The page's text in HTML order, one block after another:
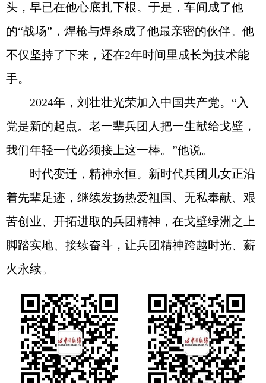
头，早已在他心底扎下根。于是，车间成了他
的“战场”，焊枪与焊条成了他最亲密的伙伴。他
不仅坚持了下来，还在2年时间里成长为技术能
手。
2024年，刘壮壮光荣加入中国共产党。“入
党是新的起点。老一辈兵团人把一生献给戈壁，
我们年轻一代必须接上这一棒。”他说。
时代变迁，精神永恒。新时代兵团儿女正沿
着先辈足迹，继续发扬热爱祖国、无私奉献、艰
苦创业、开拓进取的兵团精神，在戈壁绿洲之上
脚踏实地、接续奋斗，让兵团精神跨越时光、薪
火永续。